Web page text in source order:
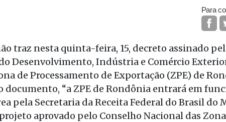
Para
traz nesta quinta-feira, 15, decreto assinado
Desenvolvimento, Indústria e Comércio
de Processamento de Exportação (ZPE) de
documento, “a ZPE de Rondônia entrará em
pela Secretaria da Receita Federal do Brasil do
aprovado pelo Conselho Nacional das